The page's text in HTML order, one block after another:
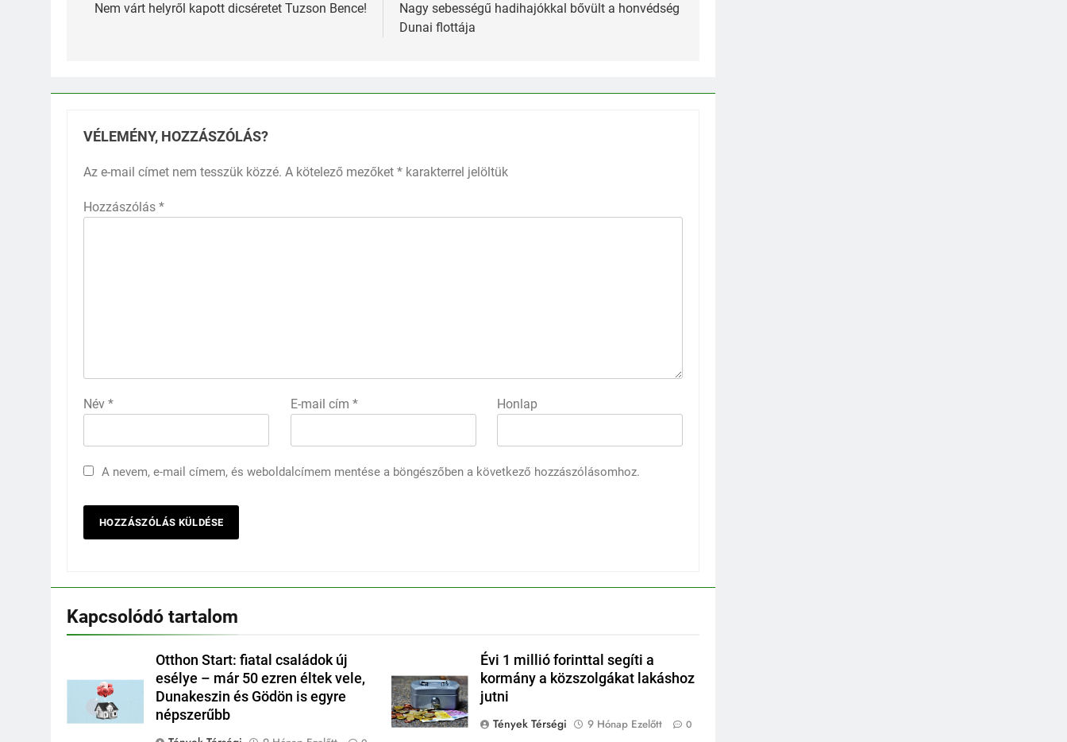
navigáció
Nem várt helyről kapott dicséretet Tuzson Bence!
Nagy sebességű hadihajókkal bővült a honvédség
Dunai flottája
VÉLEMÉNY, HOZZÁSZÓLÁS?
Az e-mail címet nem tesszük közzé. A kötelező mezőket * karakterrel jelöltük
Hozzászólás *
Név * E-mail cím * Honlap
A nevem, e-mail címem, és weboldalcímem mentése a böngészőben a következő hozzászólásomhoz.
Kapcsolódó tartalom
Otthon Start: fiatal családok új
esélye – már 50 ezren éltek vele,
Dunakeszin és Gödön is egyre
népszerűbb
Évi 1 millió forinttal segíti a
kormány a közszolgákat lakáshoz
jutni
Tények Térségi
9 Hónap Ezelőtt 0